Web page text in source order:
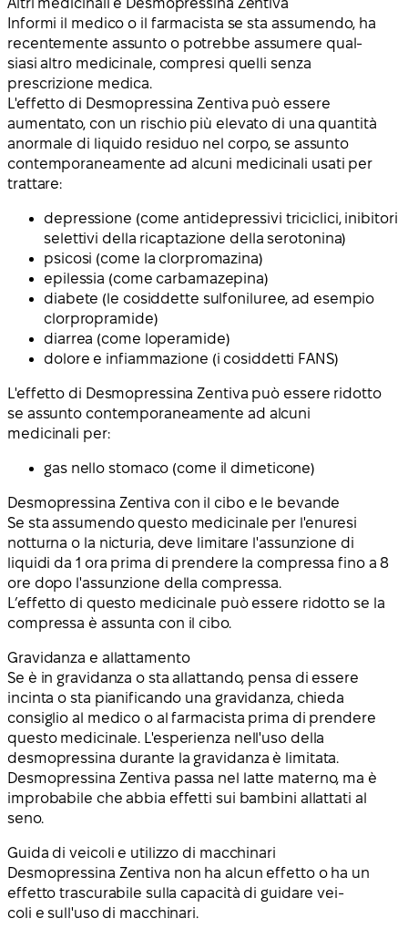
Altri medicinali e Desmopressina Zentiva
Informi il medico o il farmacista se sta assumendo, ha
recentemente assunto o potrebbe assumere qual-
siasi altro medicinale, compresi quelli senza
prescrizione medica.
L'effetto di Desmopressina Zentiva può essere
aumentato, con un rischio più elevato di una quantità
anormale di liquido residuo nel corpo, se assunto
contemporaneamente ad alcuni medicinali usati per
trattare:
depressione (come antidepressivi triciclici, inibitori
selettivi della ricaptazione della serotonina)
psicosi (come la clorpromazina)
epilessia (come carbamazepina)
diabete (le cosiddette sulfoniluree, ad esempio
clorpropramide)
diarrea (come loperamide)
dolore e infiammazione (i cosiddetti FANS)
L'effetto di Desmopressina Zentiva può essere ridotto
se assunto contemporaneamente ad alcuni
medicinali per:
gas nello stomaco (come il dimeticone)
Desmopressina Zentiva con il cibo e le bevande
Se sta assumendo questo medicinale per l'enuresi
notturna o la nicturia, deve limitare l'assunzione di
liquidi da 1 ora prima di prendere la compressa fino a 8
ore dopo l'assunzione della compressa.
L’effetto di questo medicinale può essere ridotto se la
compressa è assunta con il cibo.
Gravidanza e allattamento
Se è in gravidanza o sta allattando, pensa di essere
incinta o sta pianificando una gravidanza, chieda
consiglio al medico o al farmacista prima di prendere
questo medicinale. L'esperienza nell'uso della
desmopressina durante la gravidanza è limitata.
Desmopressina Zentiva passa nel latte materno, ma è
improbabile che abbia effetti sui bambini allattati al
seno.
Guida di veicoli e utilizzo di macchinari
Desmopressina Zentiva non ha alcun effetto o ha un
effetto trascurabile sulla capacità di guidare vei-
coli e sull'uso di macchinari.